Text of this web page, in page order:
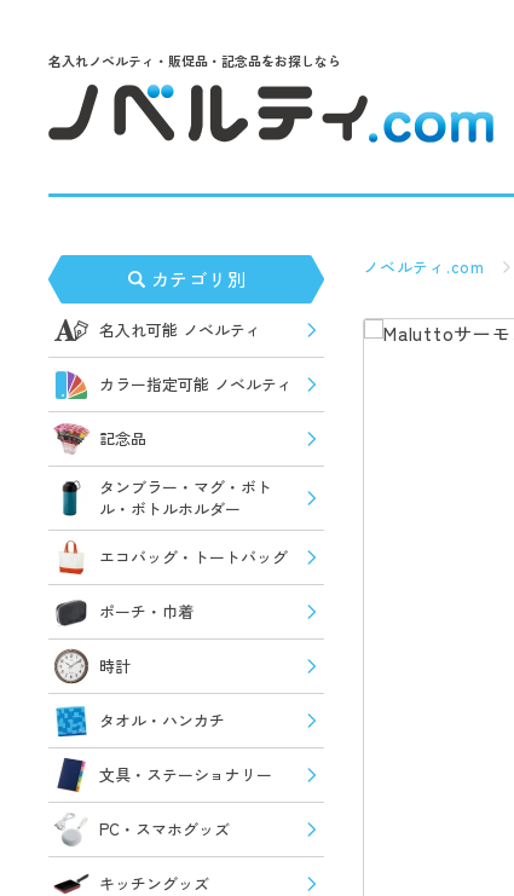
名入れノベルティ・販促品・記念品をお探しなら
カテゴリ別
名入れ可能 ノベルティ
カラー指定可能 ノベルティ
記念品
タンブラー・マグ・ボト
ル・ボトルホルダー
エコバッグ・トートバッグ
ポーチ・巾着
時計
タオル・ハンカチ
文具・ステーショナリー
PC・スマホグッズ
キッチングッズ
ノベルティ.com